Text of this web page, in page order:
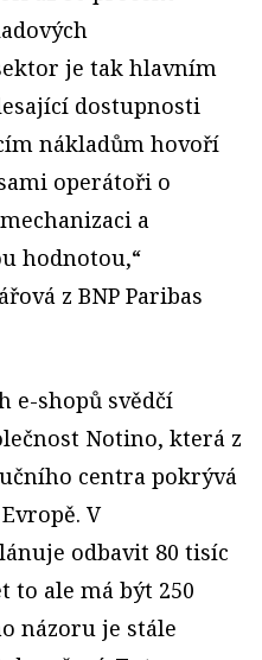
je tak hlavním
dostupnosti
nákladům hovoří
operátoři o
a
hodnotou,“
z BNP Paribas
e-shopů svědčí
Notino, která z
centra pokrývá
V
odbavit 80 tisíc
to ale má být 250
názoru je stále